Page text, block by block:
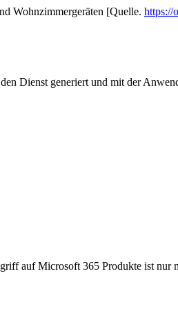
Wohnzimmergeräten [Quelle. https://
Dienst generiert und mit der
auf Microsoft 365 Produkte ist nur